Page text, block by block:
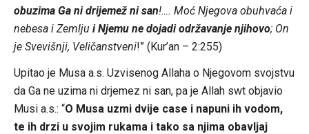
obuzima Ga ni drijemež ni san!…. Moć Njegova obuhvaća i
nebesa i Zemlju i Njemu ne dojadi održavanje njihovo; On
je Svevišnji, Veličanstveni!” (Kur’an – 2:255)
Upitao je Musa a.s. Uzvisenog Allaha o Njegovom svojstvu
da Ga ne uzima ni drjemez ni san, pa je Allah swt objavio
Musi a.s.: “O Musa uzmi dvije case i napuni ih vodom,
te ih drzi u svojim rukama i tako sa njima obavljaj